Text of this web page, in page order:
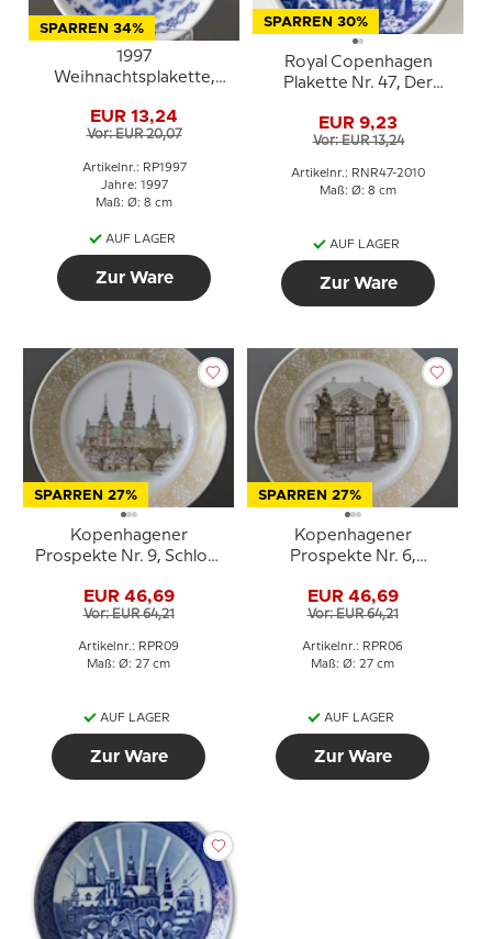
SPARREN 34%
1997
Weihnachtsplakette,
EUR 13,24
Vor: EUR 20,07
Artikelnr.: RP1997
Jahre: 1997
Maß: Ø: 8 cm
AUF LAGER
Zur Ware
SPARREN 30%
Royal Copenhagen
Plakette Nr. 47, Der
Plads
EUR 9,23
Vor: EUR 13,24
Artikelnr.: RNR47-2010
Maß: Ø: 8 cm
AUF LAGER
Zur Ware
SPARREN 27%
Kopenhagener
Prospekte Nr. 9, Schloss
Copenhagen
EUR 46,69
Vor: EUR 64,21
Artikelnr.: RPR09
Maß: Ø: 27 cm
AUF LAGER
Zur Ware
SPARREN 27%
Kopenhagener
Prospekte Nr. 6,
Handwerk, Royal
Copenhagen
EUR 46,69
Vor: EUR 64,21
Artikelnr.: RPR06
Maß: Ø: 27 cm
AUF LAGER
Zur Ware